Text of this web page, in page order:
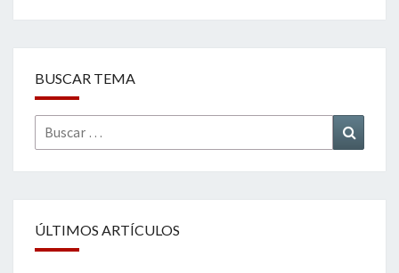
BUSCAR TEMA
Buscar
por:
ÚLTIMOS ARTÍCULOS